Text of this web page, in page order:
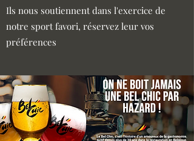
Ils nous soutiennent dans l'exercice de
notre sport favori, réservez leur vos
préférences